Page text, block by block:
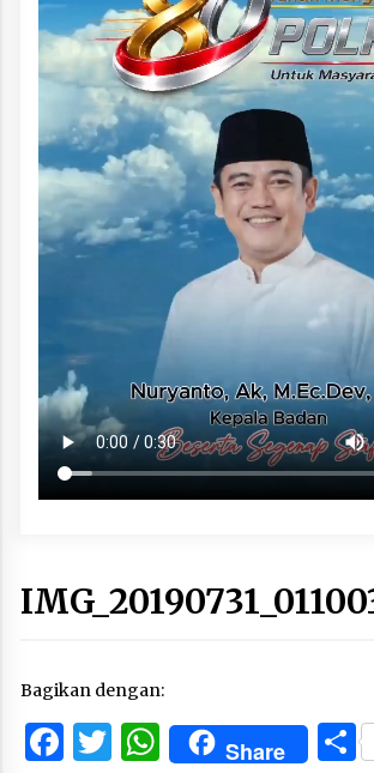
Bagikan dengan:
Facebook
Twitter
WhatsApp
Share